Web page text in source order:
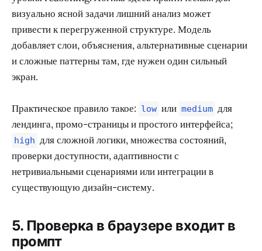
визуально ясной задачи лишний анализ может
привести к перегруженной структуре. Модель
добавляет слои, объяснения, альтернативные сценарии
и сложные паттерны там, где нужен один сильный
экран.
Практическое правило такое: low или medium для
лендинга, промо-страницы и простого интерфейса;
high для сложной логики, множества состояний,
проверки доступности, адаптивности с
нетривиальными сценариями или интеграции в
существующую дизайн-систему.
5. Проверка в браузере входит в
промпт